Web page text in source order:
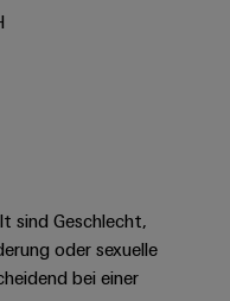
sind Geschlecht,
oder sexuelle
bei einer